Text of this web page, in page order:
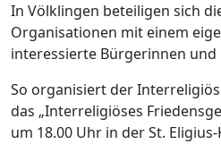
In Völklingen beteiligen sich
Organisationen mit einem
interessierte Bürgerinnen
So organisiert der
das „Interreligiöses
um 18.00 Uhr in der St.